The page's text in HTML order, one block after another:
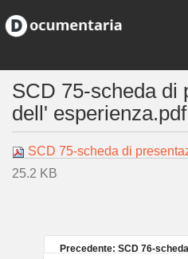
SCD 75-scheda di
dell' esperienza.pdf
SCD 75-scheda di
25.2 KB
Precedente: SCD 76-